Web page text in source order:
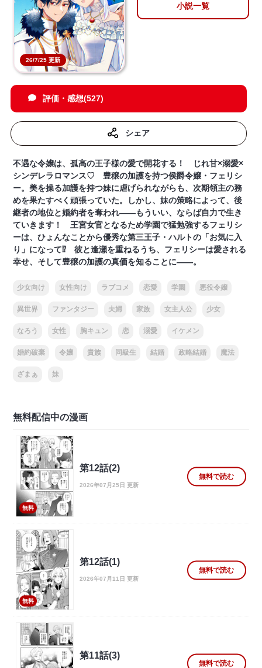
26/7/25 更新
小説一覧
評価・感想(527)
シェア
不遇な令嬢は、孤高の王子様の愛で開花する！ じれ甘×溺愛×
シンデレラロマンス♡ 豊穣の加護を持つ侯爵令嬢・フェリシ
ー。美を操る加護を持つ妹に虐げられながらも、次期領主の務
めを果たすべく頑張っていた。しかし、妹の策略によって、後
継者の地位と婚約者を奪われ――もういい、ならば自力で生き
ていきます！ 王宮女官となるため学園で猛勉強するフェリシ
ーは、ひょんなことから優秀な第三王子・ハルトの「お気に入
り」になって⁉ 彼と逢瀬を重ねるうち、フェリシーは愛される
幸せ、そして豊穣の加護の真価を知ることに――。
少女向け 女性向け ラブコメ 恋愛 学園 悪役令嬢
異世界 ファンタジー 夫婦 家族 女主人公 少女
なろう 女性 胸キュン 恋 溺愛 イケメン
婚約破棄 令嬢 貴族 同級生 結婚 政略結婚 魔法
ざまぁ 妹
無料配信中の漫画
無料
第12話(2)
2026年07月25日 更新
無料で読む
無料
第12話(1)
2026年07月11日 更新
無料で読む
第11話(3)
無料で読む